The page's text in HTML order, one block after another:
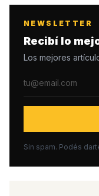
Tibidabo — El
MNAC en
Spots
Hospital de
El Born — El
NEWSLETTER
Recibí lo
Los mejores
Sin spam. Podés